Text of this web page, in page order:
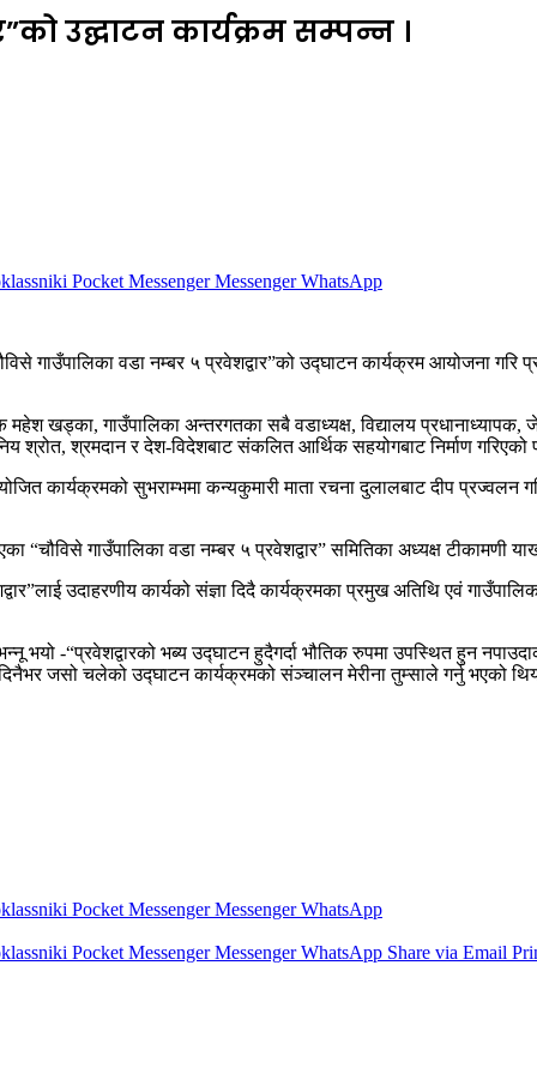
उद्घाटन कार्यक्रम सम्पन्न ।
Pocket Messenger Messenger WhatsApp
गाउँपालिका वडा नम्बर ५ प्रवेशद्वार”को उद्घाटन कार्यक्रम आयोजना
महेश खड्का, गाउँपालिका अन्तरगतका सबै वडाध्यक्ष, विद्यालय
श्रोत, श्रमदान र देश-विदेशबाट संकलित आर्थिक सहयोगबाट निर्माण
कार्यक्रमको सुभराम्भमा कन्यकुमारी माता रचना दुलालबाट दीप
गाउँपालिका वडा नम्बर ५ प्रवेशद्वार” समितिका अध्यक्ष टीकामणी
उदाहरणीय कार्यको संज्ञा दिदै कार्यक्रमका प्रमुख अतिथि एवं
भयो -“प्रवेशद्वारको भब्य उद्घाटन हुदैगर्दा भौतिक रुपमा उपस्थित हुन
जसो चलेको उद्घाटन कार्यक्रमको संञ्चालन मेरीना तुम्साले गर्नु भएको
Pocket Messenger Messenger WhatsApp
Pocket Messenger Messenger WhatsApp Share via Email